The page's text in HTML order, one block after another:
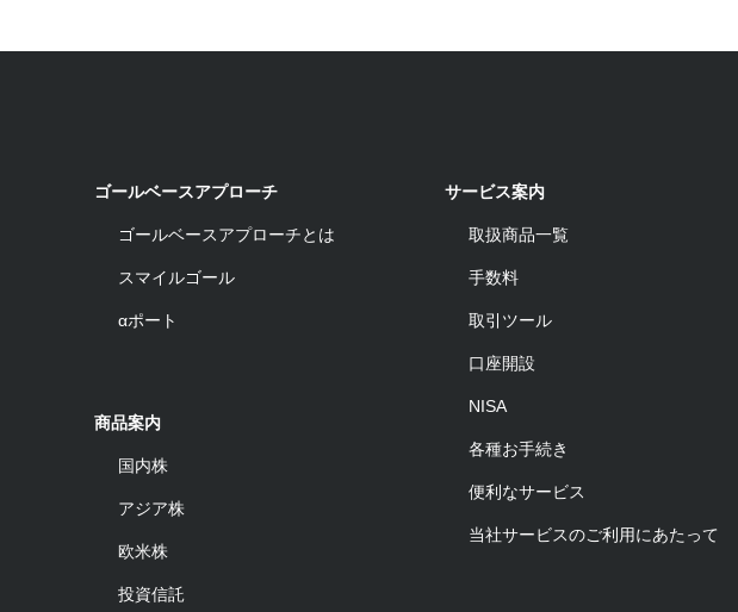
ゴールベースアプローチ
ゴールベースアプローチとは
スマイルゴール
αポート
商品案内
国内株
アジア株
欧米株
投資信託
サービス案内
取扱商品一覧
手数料
取引ツール
口座開設
NISA
各種お手続き
便利なサービス
当社サービスのご利用にあたって